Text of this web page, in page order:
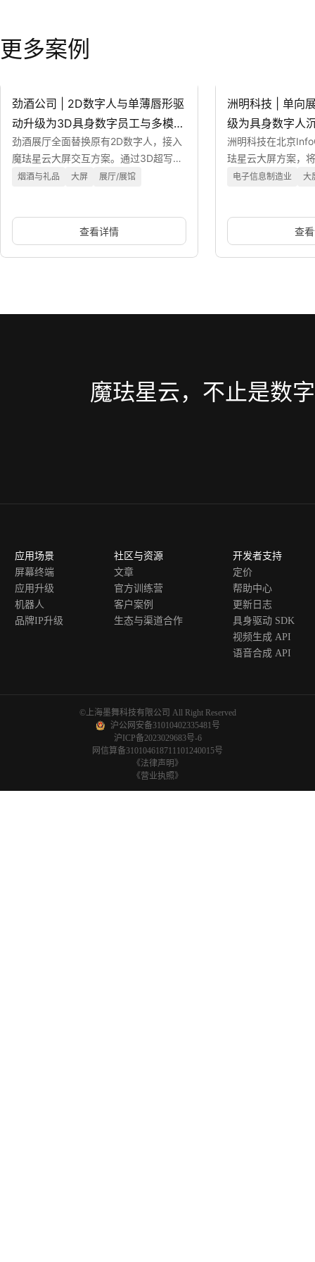
更多案例
劲酒公司 | 2D数字人与单薄唇形驱
动升级为3D具身数字员工与多模态
讲解
劲酒展厅全面替换原有2D数字人，接入
魔珐星云大屏交互方案。通过3D超写实
渲染与多模态生成能力，为参观者提供
烟酒与礼品 大屏 展厅/展馆
查看详情
洲明科技 | 单向
级为具身数字人
洲明科技在北京
珐星云大屏方案，
为具备多模态表达
电子信息制造业 大
查
魔珐星云，不止是数
应用场景
屏幕终端
应用升级
机器人
品牌IP升级
社区与资源
文章
官方训练营
客户案例
生态与渠道合作
开发者支持
定价
帮助中心
更新日志
具身驱动 SDK
视频生成 API
语音合成 API
©上海墨舞科技有限公司 All Right Reserved
沪公网安备31010402335481号
沪ICP备2023029683号-6
网信算备310104618711101240015号
《法律声明》
《营业执照》